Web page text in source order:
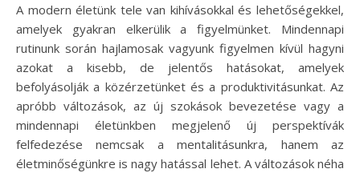
A modern életünk tele van kihívásokkal és lehetőségekkel,
amelyek gyakran elkerülik a figyelmünket. Mindennapi
rutinunk során hajlamosak vagyunk figyelmen kívül hagyni
azokat a kisebb, de jelentős hatásokat, amelyek
befolyásolják a közérzetünket és a produktivitásunkat. Az
apróbb változások, az új szokások bevezetése vagy a
mindennapi életünkben megjelenő új perspektívák
felfedezése nemcsak a mentalitásunkra, hanem az
életminőségünkre is nagy hatással lehet. A változások néha